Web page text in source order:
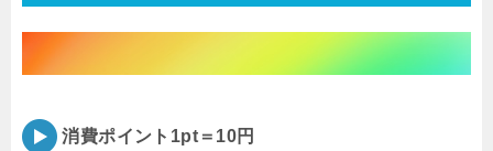
消費ポイント1pt＝10円